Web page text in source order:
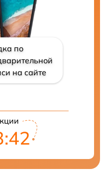
по
на сайте